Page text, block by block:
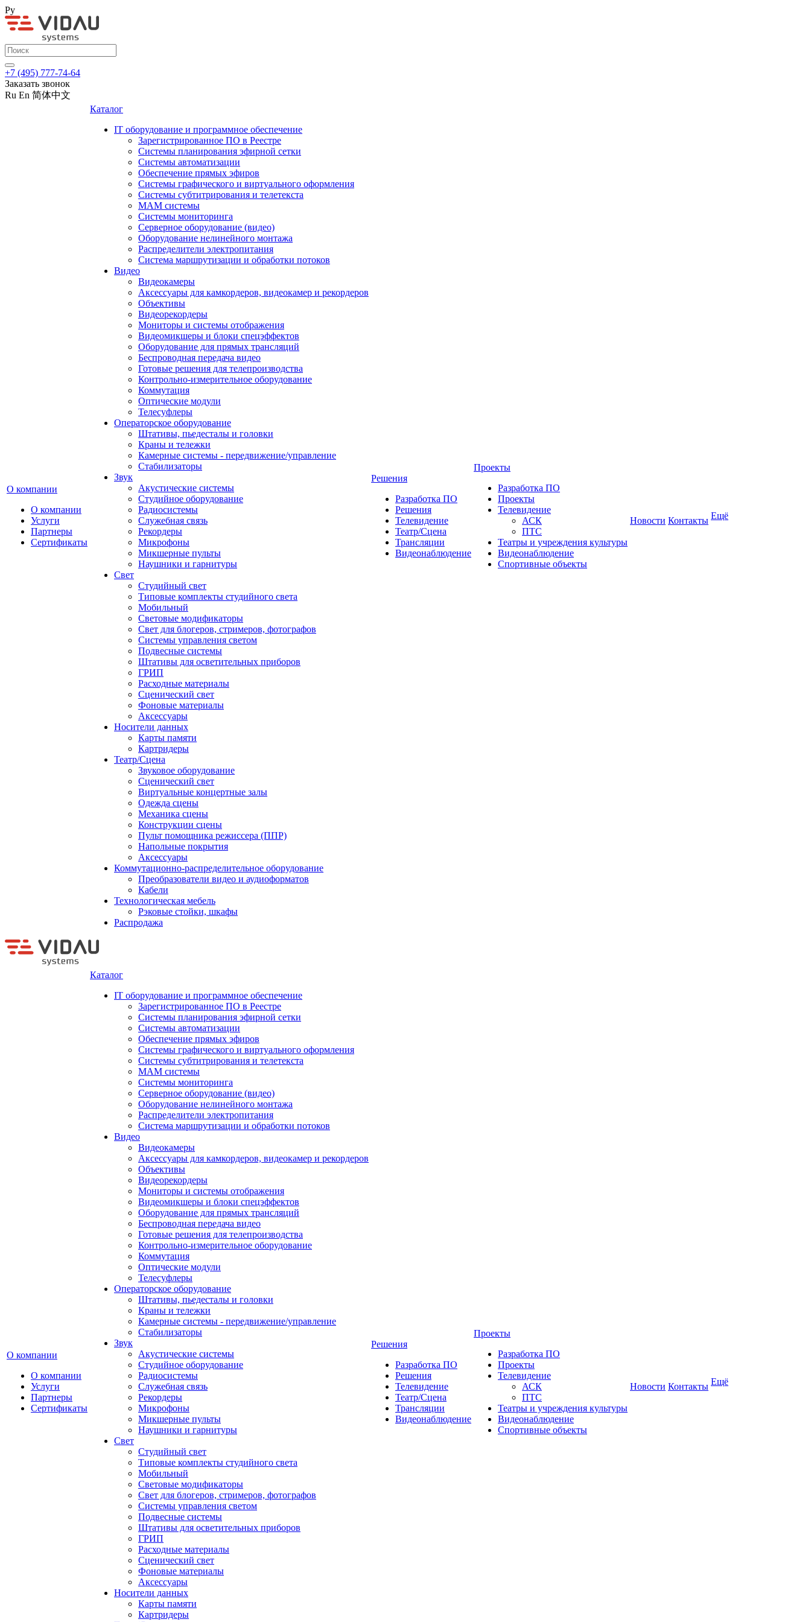
Ру
+7 (495) 777-74-64
Заказать звонок
Ru En 简体中文
О компании
О компании
Услуги
Партнеры
Сертификаты
Каталог
IT оборудование и программное обеспечение
Зарегистрированное ПО в Реестре
Системы планирования эфирной сетки
Системы автоматизации
Обеспечение прямых эфиров
Системы графического и виртуального оформления
Системы субтитрирования и телетекста
MAM системы
Системы мониторинга
Серверное оборудование (видео)
Оборудование нелинейного монтажа
Распределители электропитания
Система маршрутизации и обработки потоков
Видео
Видеокамеры
Аксессуары для камкордеров, видеокамер и рекордеров
Объективы
Видеорекордеры
Мониторы и системы отображения
Видеомикшеры и блоки спецэффектов
Оборудование для прямых трансляций
Беспроводная передача видео
Готовые решения для телепроизводства
Контрольно-измерительное оборудование
Коммутация
Оптические модули
Телесуфлеры
Операторское оборудование
Штативы, пьедесталы и головки
Краны и тележки
Камерные системы - передвижение/управление
Стабилизаторы
Звук
Акустические системы
Студийное оборудование
Радиосистемы
Служебная связь
Рекордеры
Микрофоны
Микшерные пульты
Наушники и гарнитуры
Свет
Студийный свет
Типовые комплекты студийного света
Мобильный
Световые модификаторы
Свет для блогеров, стримеров, фотографов
Системы управления светом
Подвесные системы
Штативы для осветительных приборов
ГРИП
Расходные материалы
Сценический свет
Фоновые материалы
Аксессуары
Носители данных
Карты памяти
Картридеры
Театр/Сцена
Звуковое оборудование
Сценический свет
Виртуальные концертные залы
Одежда сцены
Механика сцены
Конструкции сцены
Пульт помощника режиссера (ППР)
Напольные покрытия
Аксессуары
Коммутационно-распределительное оборудование
Преобразователи видео и аудиоформатов
Кабели
Технологическая мебель
Рэковые стойки, шкафы
Распродажа
Решения
Разработка ПО
Решения
Телевидение
Театр/Сцена
Трансляции
Видеонаблюдение
Проекты
Разработка ПО
Проекты
Телевидение
АСК
ПТС
Театры и учреждения культуры
Видеонаблюдение
Спортивные объекты
Новости Контакты Ещё
О компании
О компании
Услуги
Партнеры
Сертификаты
Каталог
IT оборудование и программное обеспечение
Зарегистрированное ПО в Реестре
Системы планирования эфирной сетки
Системы автоматизации
Обеспечение прямых эфиров
Системы графического и виртуального оформления
Системы субтитрирования и телетекста
MAM системы
Системы мониторинга
Серверное оборудование (видео)
Оборудование нелинейного монтажа
Распределители электропитания
Система маршрутизации и обработки потоков
Видео
Видеокамеры
Аксессуары для камкордеров, видеокамер и рекордеров
Объективы
Видеорекордеры
Мониторы и системы отображения
Видеомикшеры и блоки спецэффектов
Оборудование для прямых трансляций
Беспроводная передача видео
Готовые решения для телепроизводства
Контрольно-измерительное оборудование
Коммутация
Оптические модули
Телесуфлеры
Операторское оборудование
Штативы, пьедесталы и головки
Краны и тележки
Камерные системы - передвижение/управление
Стабилизаторы
Звук
Акустические системы
Студийное оборудование
Радиосистемы
Служебная связь
Рекордеры
Микрофоны
Микшерные пульты
Наушники и гарнитуры
Свет
Студийный свет
Типовые комплекты студийного света
Мобильный
Световые модификаторы
Свет для блогеров, стримеров, фотографов
Системы управления светом
Подвесные системы
Штативы для осветительных приборов
ГРИП
Расходные материалы
Сценический свет
Фоновые материалы
Аксессуары
Носители данных
Карты памяти
Картридеры
Решения
Разработка ПО
Решения
Телевидение
Театр/Сцена
Трансляции
Видеонаблюдение
Проекты
Разработка ПО
Проекты
Телевидение
АСК
ПТС
Театры и учреждения культуры
Видеонаблюдение
Спортивные объекты
Новости Контакты Ещё